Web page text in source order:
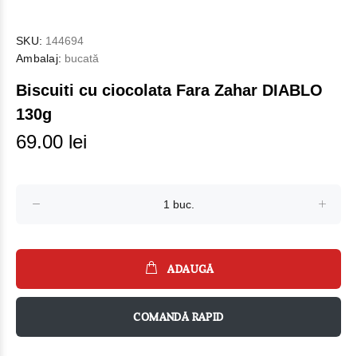
SKU: 144694
Ambalaj: bucată
Biscuiti cu ciocolata Fara Zahar DIABLO
130g
69.00 lei
ADAUGĂ
COMANDĂ RAPID